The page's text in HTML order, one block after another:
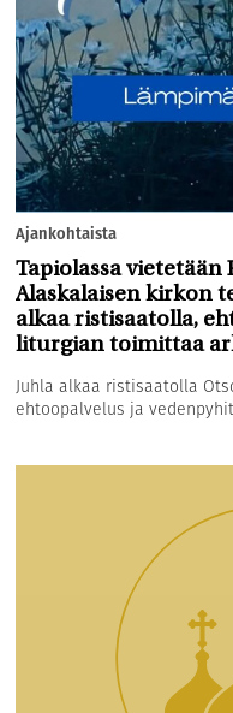
Ajankohtaista
Tapiolassa vietetään
Alaskalaisen kirkon
alkaa ristisaatolla,
liturgian toimittaa
Juhla alkaa ristisaatolla
ehtoopalvelus ja